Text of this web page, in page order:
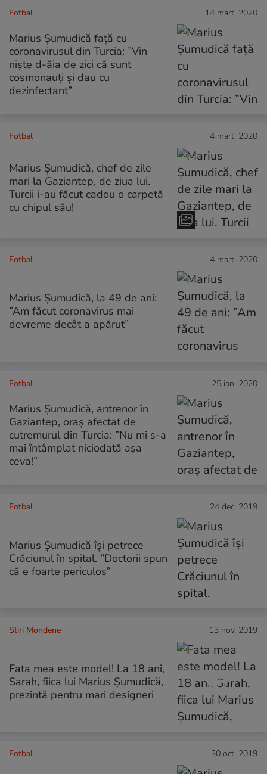
Fotbal 14 mart. 2020
Marius Șumudică față cu
coronavirusul din Turcia: ”Vin
nişte d-ăia de zici că sunt
cosmonauţi şi dau cu
dezinfectant”
Fotbal 4 mart. 2020
Marius Șumudică, chef de zile
mari la Gaziantep, de ziua lui.
Turcii i-au făcut cadou o carpetă
cu chipul său!
Fotbal 4 mart. 2020
Marius Șumudică, la 49 de ani:
”Am făcut coronavirus mai
devreme decât a apărut”
Fotbal 25 ian. 2020
Marius Șumudică, antrenor în
Gaziantep, oraș afectat de
cutremurul din Turcia: ”Nu mi s-a
mai întâmplat niciodată așa
ceva!”
Fotbal 24 dec. 2019
Marius Șumudică își petrece
Crăciunul în spital. ”Doctorii spun
că e foarte periculos”
Stiri Mondene 13 nov. 2019
Fata mea este model! La 18 ani,
Sarah, fiica lui Marius Șumudică,
prezintă pentru mari designeri
Fotbal 30 oct. 2019